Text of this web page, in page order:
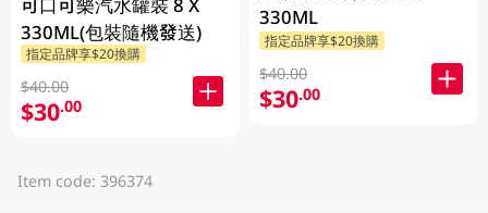
330ML(包裝隨機發送)
指定品牌享$20換購
$40.00
$30.00
330ML
指定品牌享$20換購
$40.00
$30.00
Item code: 396374